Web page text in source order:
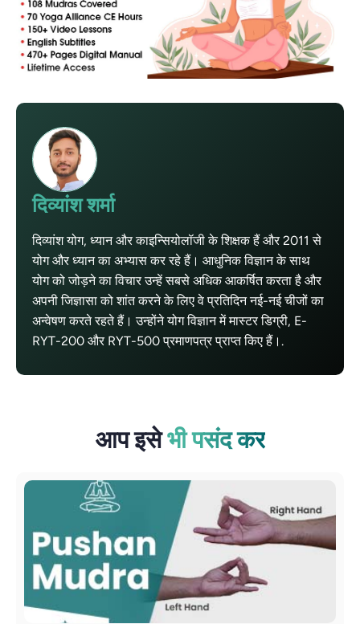
दिव्यांश शर्मा
दिव्यांश योग, ध्यान और काइन्सियोलॉजी के शिक्षक हैं और 2011 से
योग और ध्यान का अभ्यास कर रहे हैं। आधुनिक विज्ञान के साथ
योग को जोड़ने का विचार उन्हें सबसे अधिक आकर्षित करता है और
अपनी जिज्ञासा को शांत करने के लिए वे प्रतिदिन नई-नई चीजों का
अन्वेषण करते रहते हैं। उन्होंने योग विज्ञान में मास्टर डिग्री, E-
RYT-200 और RYT-500 प्रमाणपत्र प्राप्त किए हैं।.
आप इसेभी पसंद कर